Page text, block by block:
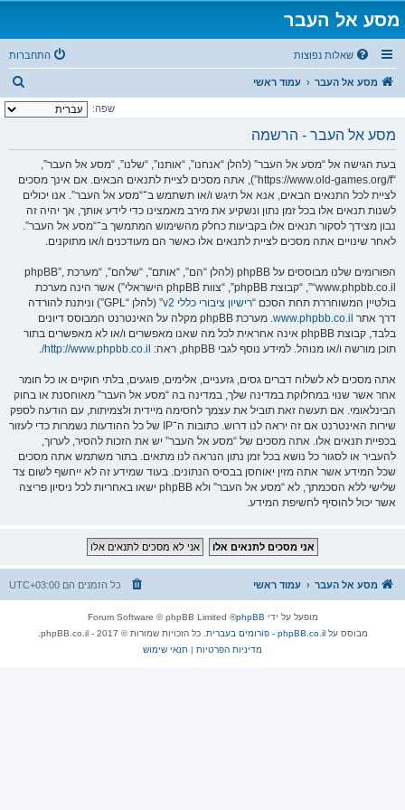
מסע אל העבר
שאלות נפוצות התחברות
מסע אל העבר עמוד ראשי
י
שפה:
מסע אל העבר - הרשמה
בעת הגישה אל “מסע אל העבר” (להלן “אנחנו”, “אותנו”, “שלנו”, “מסע אל העבר”,
“https://www.old-games.org/f”), אתה מסכים לציית לתנאים הבאים. אם אינך מסכים
לציית לכל התנאים הבאים, אנא אל תיגש ו/או תשתמש ב־“מסע אל העבר”. אנו יכולים
לשנות תנאים אלו בכל זמן נתון ונשקיע את מירב מאמצינו כדי לידע אותך, אך יהיה זה
נבון מצידך לסקור תנאים אלו בקביעות כחלק מהשימוש המתמשך ב־“מסע אל העבר”.
לאחר שינויים אתה מסכים לציית לתנאים אלו כאשר הם מעודכנים ו/או מתוקנים.
הפורומים שלנו מבוססים על phpBB (להלן “הם”, “אותם”, “שלהם”, “מערכת phpBB”,
“www.phpbb.co.il”, “קבוצת phpBB”, “צוות phpBB הישראלי”) אשר הינה מערכת
בולטיין המשוחררת תחת הסכם “רישיון ציבורי כללי v2
” (להלן “GPL”) וניתנת להורדה
דרך אתר www.phpbb.co.il
. מערכת phpBB מקלה על האינטרנט המבוסס דיונים
בלבד, קבוצת phpBB אינה אחראית לכל מה שאנו מאפשרים ו/או לא מאפשרים בתור
תוכן מורשה ו/או מנוהל. למידע נוסף לגבי phpBB, ראה:
http://www.phpbb.co.il/
.
אתה מסכים לא לשלוח דברים גסים, גזעניים, אלימים, פוגעים, בלתי חוקיים או כל חומר
אחר אשר שנוי במחלוקת במדינה שלך, במדינה בה “מסע אל העבר” מאוחסנת או בחוק
הבינלאומי. אם תעשה זאת תוביל את עצמך לחסימה מיידית ולצמיתות, עם הודעה לספק
שירות האינטרנט אם זה יראה לנו דרוש. כתובות ה־IP של כל ההודעות נשמרות כדי לעזור
בכפיית תנאים אלו. אתה מסכים של “מסע אל העבר” יש את הזכות להסיר, לערוך,
להעביר או לסגור כל נושא בכל זמן נתון הנראה לנו מתאים. בתור משתמש אתה מסכים
שכל המידע אשר אתה מזין יאוחסן בבסיס הנתונים. בעוד שמידע זה לא ייחשף לשום צד
שלישי ללא הסכמתך, לא “מסע אל העבר” ולא phpBB ישאו באחריות לכל ניסיון פריצה
אשר יכול להוסיף לחשיפת המידע.
מסע אל העבר עמוד ראשי כל הזמנים הם UTC+03:00
מופעל על ידי phpBB
® Forum Software © phpBB Limited
מבוסס עלphpBB.co.il - פורומים בעברית
. כל הזכויות שמורות © 2017 - phpBB.co.il.
מדיניות הפרטיות | תנאי שימוש